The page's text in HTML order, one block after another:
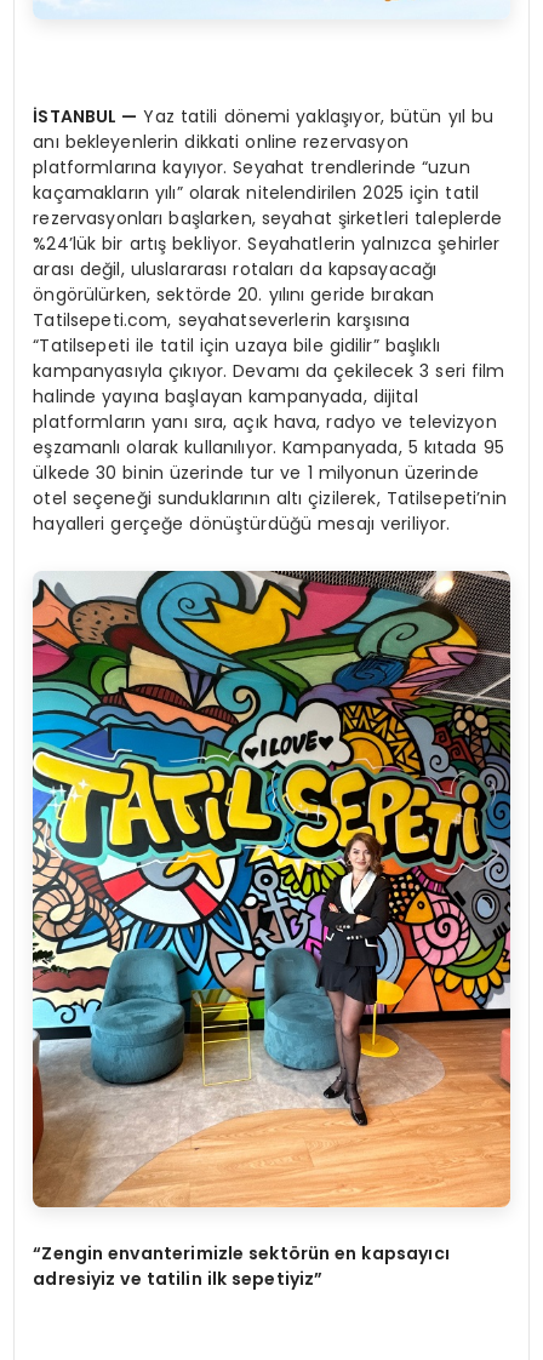
İSTANBUL — Yaz tatili dönemi yaklaşıyor, bütün yıl bu
anı bekleyenlerin dikkati online rezervasyon
platformlarına kayıyor. Seyahat trendlerinde “uzun
kaçamakların yılı” olarak nitelendirilen 2025 için tatil
rezervasyonları başlarken, seyahat şirketleri taleplerde
%24’lük bir artış bekliyor. Seyahatlerin yalnızca şehirler
arası değil, uluslararası rotaları da kapsayacağı
öngörülürken, sektörde 20. yılını geride bırakan
Tatilsepeti.com, seyahatseverlerin karşısına
“Tatilsepeti ile tatil için uzaya bile gidilir” başlıklı
kampanyasıyla çıkıyor. Devamı da çekilecek 3 seri film
halinde yayına başlayan kampanyada, dijital
platformların yanı sıra, açık hava, radyo ve televizyon
eşzamanlı olarak kullanılıyor. Kampanyada, 5 kıtada 95
ülkede 30 binin üzerinde tur ve 1 milyonun üzerinde
otel seçeneği sunduklarının altı çizilerek, Tatilsepeti’nin
hayalleri gerçeğe dönüştürdüğü mesajı veriliyor.
“Zengin envanterimizle sektörün en kapsayıcı
adresiyiz ve tatilin ilk sepetiyiz”